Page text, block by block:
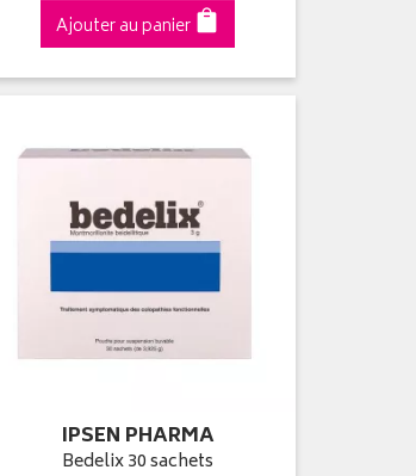
Ajouter au panier
IPSEN PHARMA
Bedelix 30 sachets